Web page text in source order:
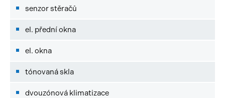
senzor stěračů
el. přední okna
el. okna
tónovaná skla
dvouzónová klimatizace